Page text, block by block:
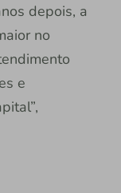
depois, a
no
e